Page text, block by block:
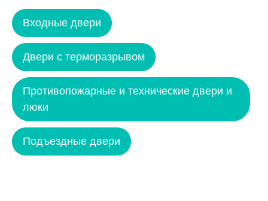
Входные двери
Двери с терморазрывом
Противопожарные и технические двери и
люки
Подъездные двери